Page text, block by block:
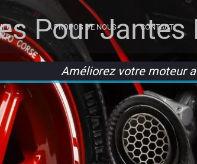
À PROPOS DE NOUS CONTACT
Pour Jantes
Améliorez votre moteur